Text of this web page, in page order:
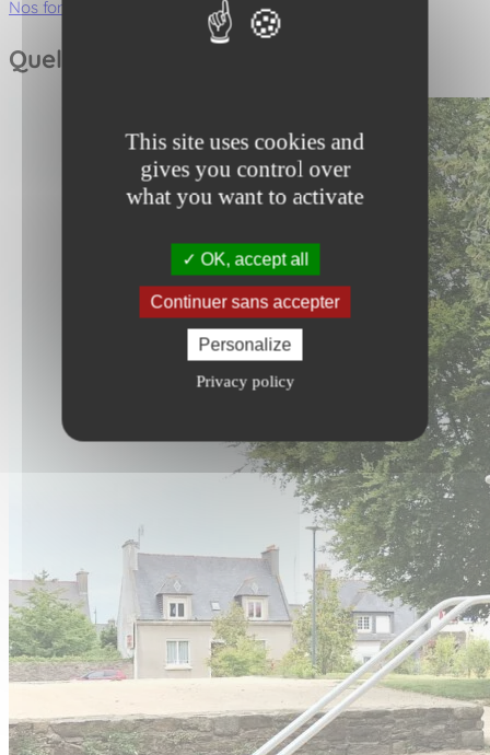
This site uses cookies and
gives you control over
what you want to activate
OK, accept all
Continuer sans accepter
Personalize
Privacy policy
Nos fonctions ludiques
Quelques photos